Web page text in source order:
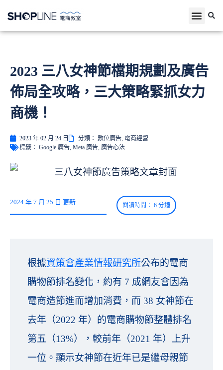
2023 三八女神節檔期規劃及廣告
佈局全攻略，三大策略緊抓女力
商機！
2023 年 02 月 24 日 分類： 數位廣告, 電商經營
標籤： Google 廣告, Meta 廣告, 廣告心法
2024 年 7 月 25 日 更新
根據資策會產業情報研究所公布的電商
購物節排名變化，約有 7 成網友會因為
電商造節進而增加消費，而 38 女神節在
去年（2022 年）的電商購物節整體排名
第五（13%），較前年（2021 年）上升
一位。顯示女神節在近年已是繼母親節